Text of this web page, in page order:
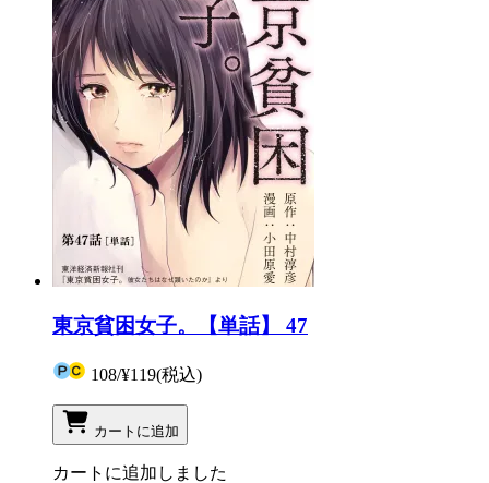
東京貧困女子。【単話】 47
108/¥119(税込)
カートに追加
カートに追加しました